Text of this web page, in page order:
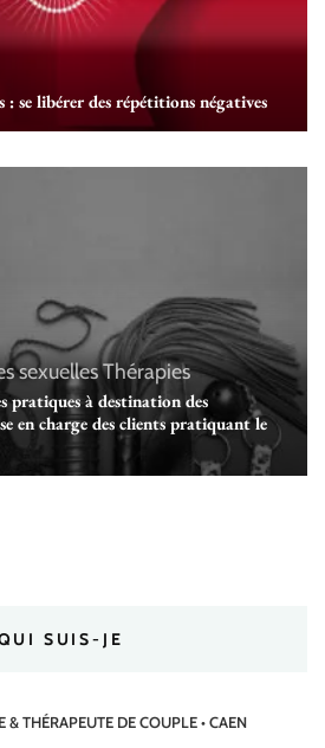
: se libérer des répétitions négatives
sexuellesThérapies
pratiques à destination des
en charge des clients pratiquant le
SUIS-JE
& THÉRAPEUTE DE COUPLE • CAEN